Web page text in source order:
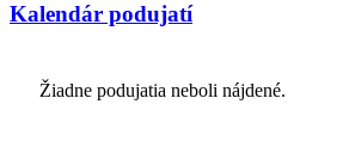
Kalendár podujatí
Žiadne podujatia neboli nájdené.